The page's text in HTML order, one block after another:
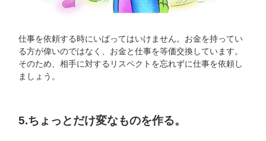
仕事を依頼する時にいばってはいけません。お金を持ってい
る方が偉いのではなく、お金と仕事を等価交換しています。
そのため、相手に対するリスペクトを忘れずに仕事を依頼し
ましょう。
5.ちょっとだけ変なものを作る。